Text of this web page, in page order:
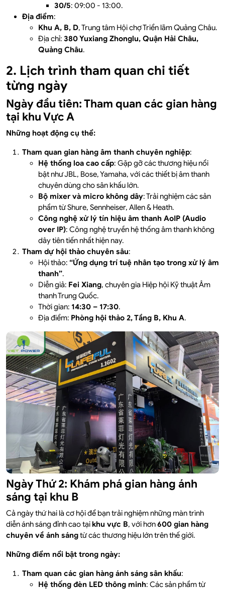
30/5: 09:00 - 13:00.
Địa điểm:
Khu A, B, D, Trung tâm Hội chợ Triển lãm Quảng Châu.
Địa chỉ: 380 Yuxiang Zhonglu, Quận Hải Châu,
Quảng Châu.
2. Lịch trình tham quan chi tiết
từng ngày
Ngày đầu tiên: Tham quan các gian hàng
tại khu Vực A
Những hoạt động cụ thể:
Tham quan gian hàng âm thanh chuyên nghiệp:
Hệ thống loa cao cấp: Gặp gỡ các thương hiệu nổi
bật như JBL, Bose, Yamaha, với các thiết bị âm thanh
chuyên dùng cho sân khấu lớn.
Bộ mixer và micro không dây: Trải nghiệm các sản
phẩm từ Shure, Sennheiser, Allen & Heath.
Công nghệ xử lý tín hiệu âm thanh AoIP (Audio
over IP): Công nghệ truyền hệ thống âm thanh không
dây tiên tiến nhất hiện nay.
Tham dự hội thảo chuyên sâu:
Hội thảo: “Ứng dụng trí tuệ nhân tạo trong xử lý âm
thanh”.
Diễn giả: Fei Xiang, chuyên gia Hiệp hội Kỹ thuật Âm
thanh Trung Quốc.
Thời gian: 14:30 – 17:30.
Địa điểm: Phòng hội thảo 2, Tầng B, Khu A.
Ngày Thứ 2: Khám phá gian hàng ánh
sáng tại khu B
Cả ngày thứ hai là cơ hội để bạn trải nghiệm những màn trình
diễn ánh sáng đỉnh cao tại khu vực B, với hơn600 gian hàng
chuyên về ánh sángtừ các thương hiệu lớn trên thế giới.
Những điểm nổi bật trong ngày:
Tham quan các gian hàng ánh sáng sân khấu:
Hệ thống đèn LED thông minh: Các sản phẩm từ